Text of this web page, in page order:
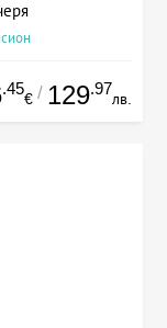
.45
€ / 129.97
лв.